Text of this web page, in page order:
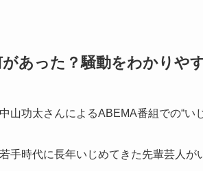
あった？騒動をわかりや
山功太さんによるABEMA番組での“い
手時代に長年いじめてきた先輩芸人が